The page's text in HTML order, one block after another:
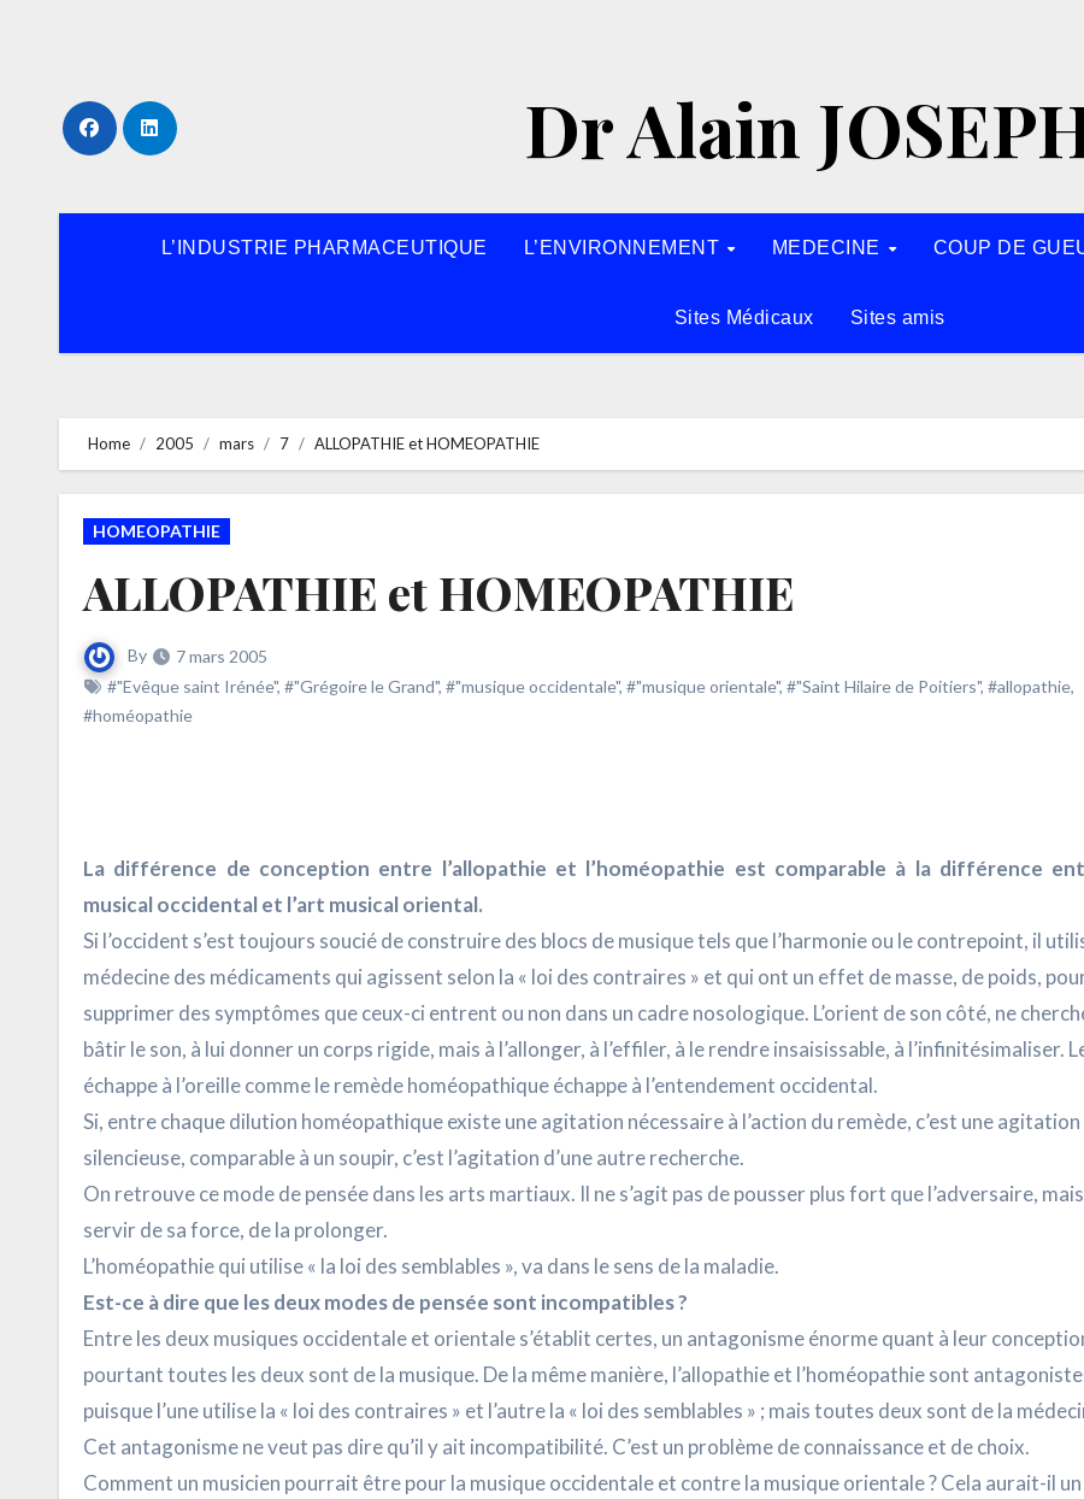
Dr Alain
L’INDUSTRIE PHARMACEUTIQUE L’ENVIRONNEMENT MEDECINE COUP DE
Sites Médicaux Sites amis
Home 2005 mars 7 ALLOPATHIE et HOMEOPATHIE
HOMEOPATHIE
ALLOPATHIE et HOMEOPATHIE
By
7 mars 2005
#"Evêque saint Irénée", #"Grégoire le Grand", #"musique occidentale", #"musique orientale", #"Saint Hilaire de Poitiers", #allopathie,
#homéopathie
La différence de conception entre l’allopathie et l’homéopathie est comparable à la différence
musical occidental et l’art musical oriental.
Si l’occident s’est toujours soucié de construire des blocs de musique tels que l’harmonie ou le contrepoint, il
médecine des médicaments qui agissent selon la « loi des contraires » et qui ont un effet de masse, de poids,
supprimer des symptômes que ceux-ci entrent ou non dans un cadre nosologique. L’orient de son côté, ne
bâtir le son, à lui donner un corps rigide, mais à l’allonger, à l’effiler, à le rendre insaisissable, à l’infinitésimaliser.
échappe à l’oreille comme le remède homéopathique échappe à l’entendement occidental.
Si, entre chaque dilution homéopathique existe une agitation nécessaire à l’action du remède, c’est une agitation
silencieuse, comparable à un soupir, c’est l’agitation d’une autre recherche.
On retrouve ce mode de pensée dans les arts martiaux. Il ne s’agit pas de pousser plus fort que l’adversaire,
servir de sa force, de la prolonger.
L’homéopathie qui utilise « la loi des semblables », va dans le sens de la maladie.
Est-ce à dire que les deux modes de pensée sont incompatibles ?
Entre les deux musiques occidentale et orientale s’établit certes, un antagonisme énorme quant à leur
pourtant toutes les deux sont de la musique. De la même manière, l’allopathie et l’homéopathie sont
puisque l’une utilise la « loi des contraires » et l’autre la « loi des semblables » ; mais toutes deux sont de la
Cet antagonisme ne veut pas dire qu’il y ait incompatibilité. C’est un problème de connaissance et de choix.
Comment un musicien pourrait être pour la musique occidentale et contre la musique orientale ? Cela aurait-il un